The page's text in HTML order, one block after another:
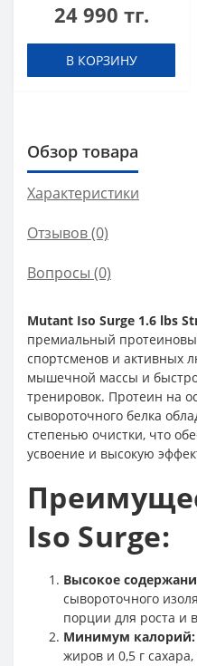
454 g
24 990 тг.
В КОРЗИНУ
Обзор товара
Характеристики
Отзывов (0)
Вопросы (0)
Mutant Iso Surge 1.6 lbs
премиальный
спортсменов и активных
мышечной массы и
тренировок. Протеин на
сывороточного белка
степенью очистки, что
усвоение и высокую
Iso Surge:
Высокое
сывороточного
порции для роста и
Минимум калорий:
жиров и 0,5 г